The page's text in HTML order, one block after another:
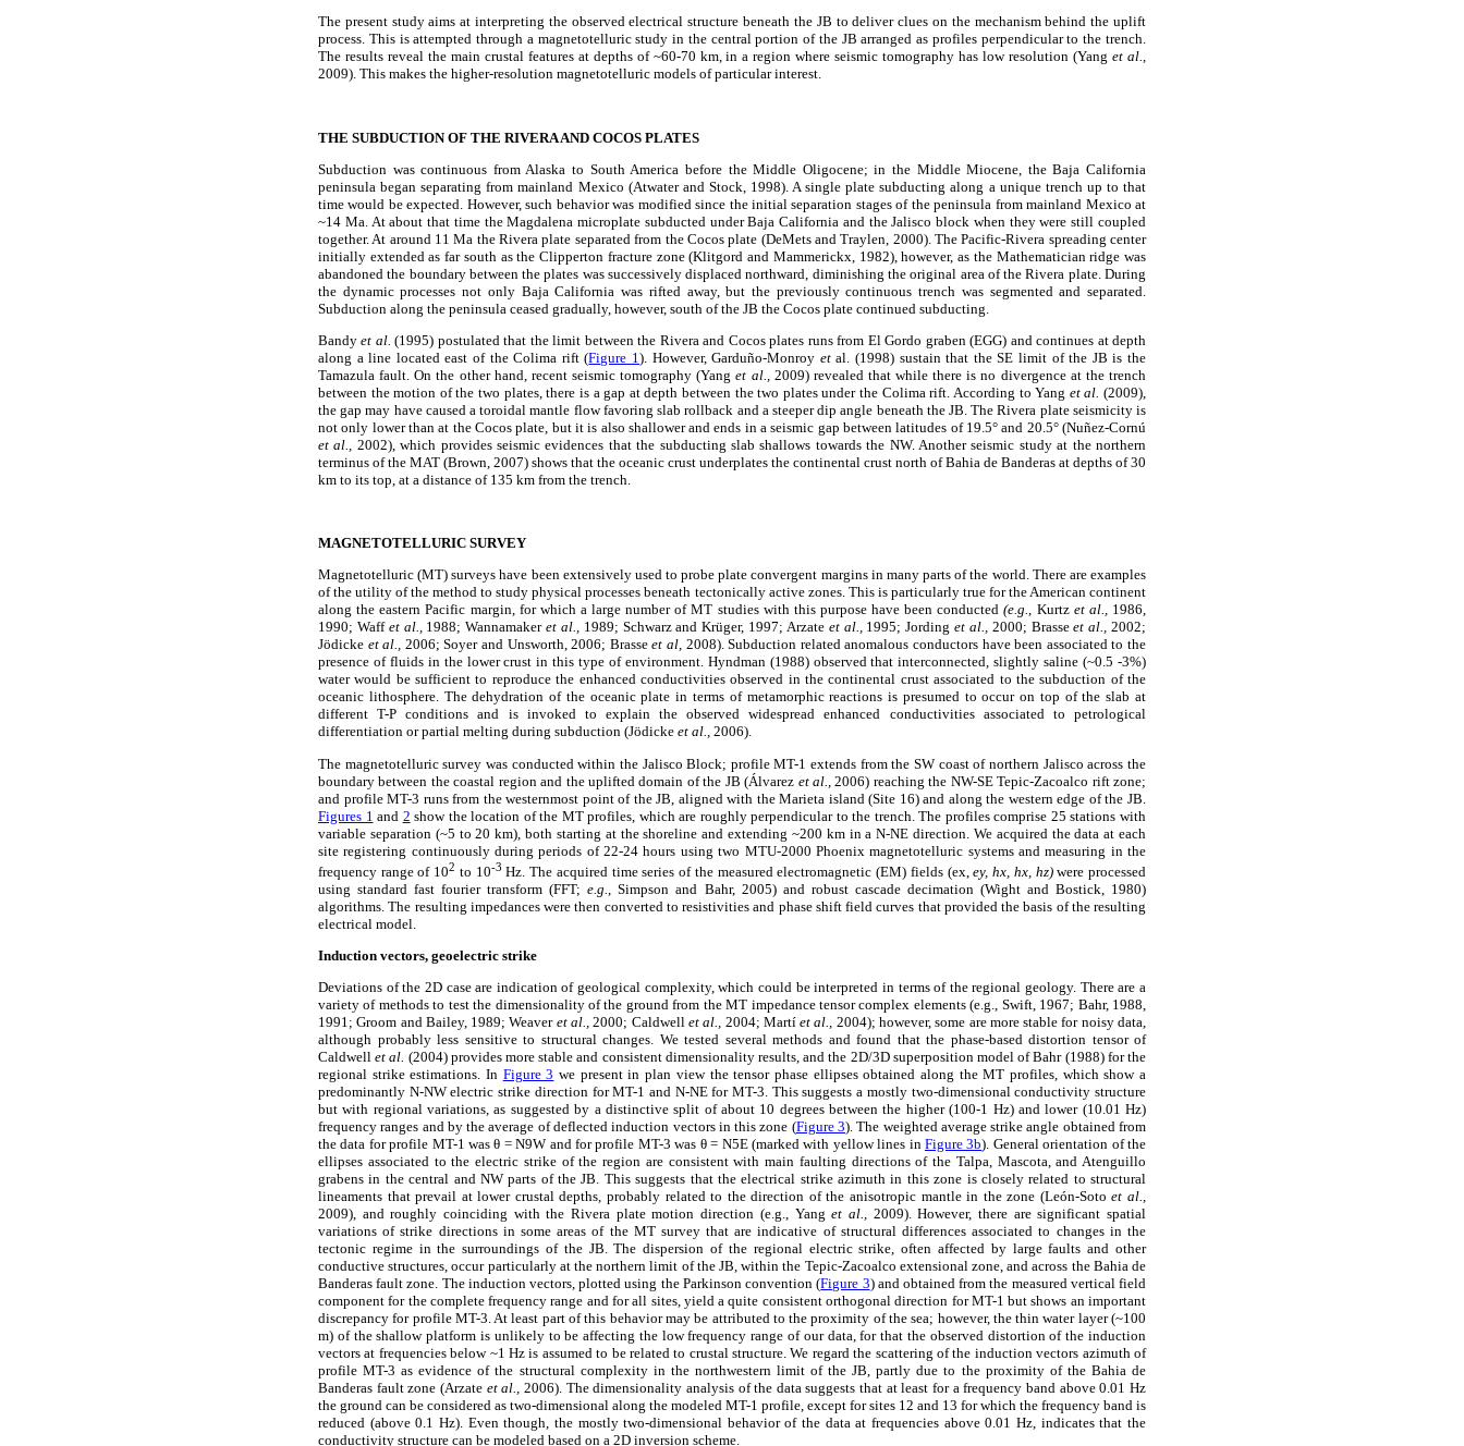
The present study aims at interpreting the observed electrical structure beneath the JB to deliver clues on the mechanism behind the uplift
process. This is attempted through a magnetotelluric study in the central portion of the JB arranged as profiles perpendicular to the trench.
The results reveal the main crustal features at depths of ~60-70 km, in a region where seismic tomography has low resolution (Yanget al.,
2009). This makes the higher-resolution magnetotelluric models of particular interest.
THE SUBDUCTION OF THE RIVERA AND COCOS PLATES
Subduction was continuous from Alaska to South America before the Middle Oligocene; in the Middle Miocene, the Baja California
peninsula began separating from mainland Mexico (Atwater and Stock, 1998). A single plate subducting along a unique trench up to that
time would be expected. However, such behavior was modified since the initial separation stages of the peninsula from mainland Mexico at
~14 Ma. At about that time the Magdalena microplate subducted under Baja California and the Jalisco block when they were still coupled
together. At around 11 Ma the Rivera plate separated from the Cocos plate (DeMets and Traylen, 2000). The Pacific-Rivera spreading center
initially extended as far south as the Clipperton fracture zone (Klitgord and Mammerickx, 1982), however, as the Mathematician ridge was
abandoned the boundary between the plates was successively displaced northward, diminishing the original area of the Rivera plate. During
the dynamic processes not only Baja California was rifted away, but the previously continuous trench was segmented and separated.
Subduction along the peninsula ceased gradually, however, south of the JB the Cocos plate continued subducting.
Bandyet al. (1995) postulated that the limit between the Rivera and Cocos plates runs from El Gordo graben (EGG) and continues at depth
along a line located east of the Colima rift (Figure 1). However, Garduño-Monroy etal. (1998) sustain that the SE limit of the JB is the
Tamazula fault. On the other hand, recent seismic tomography (Yanget al.,
2009) revealed that while there is no divergence at the trench
between the motion of the two plates, there is a gap at depth between the two plates under the Colima rift. According to Yang et al. (2009),
the gap may have caused a toroidal mantle flow favoring slab rollback and a steeper dip angle beneath the JB. The Rivera plate seismicity is
not only lower than at the Cocos plate, but it is also shallower and ends in a seismic gap between latitudes of 19.5° and 20.5° (Nuñez-Cornú
et al.,
2002), which provides seismic evidences that the subducting slab shallows towards the NW. Another seismic study at the northern
terminus of the MAT (Brown, 2007) shows that the oceanic crust underplates the continental crust north of Bahia de Banderas at depths of 30
km to its top, at a distance of 135 km from the trench.
MAGNETOTELLURIC SURVEY
Magnetotelluric (MT) surveys have been extensively used to probe plate convergent margins in many parts of the world. There are examples
of the utility of the method to study physical processes beneath tectonically active zones. This is particularly true for the American continent
along the eastern Pacific margin, for which a large number of MT studies with this purpose have been conducted(e.g., Kurtz et al.,1986,
1990; Waff et al.,1988; Wannamakeret al.,1989; Schwarz and Krüger, 1997; Arzate et al.,1995; Jordinget al.,2000; Brasseet al., 2002;
Jödicke et al., 2006; Soyer and Unsworth, 2006; Brasseet al, 2008). Subduction related anomalous conductors have been associated to the
presence of fluids in the lower crust in this type of environment. Hyndman (1988) observed that interconnected, slightly saline (~0.5 -3%)
water would be sufficient to reproduce the enhanced conductivities observed in the continental crust associated to the subduction of the
oceanic lithosphere. The dehydration of the oceanic plate in terms of metamorphic reactions is presumed to occur on top of the slab at
different T-P conditions and is invoked to explain the observed widespread enhanced conductivities associated to petrological
differentiation or partial melting during subduction (Jödicke et al., 2006).
The magnetotelluric survey was conducted within the Jalisco Block; profile MT-1 extends from the SW coast of northern Jalisco across the
boundary between the coastal region and the uplifted domain of the JB (Álvarez et al., 2006) reaching the NW-SE Tepic-Zacoalco rift zone;
and profile MT-3 runs from the westernmost point of the JB, aligned with the Marieta island (Site 16) and along the western edge of the JB.
Figures 1 and 2 show the location of the MT profiles, which are roughly perpendicular to the trench. The profiles comprise 25 stations with
variable separation (~5 to 20 km), both starting at the shoreline and extending ~200 km in a N-NE direction. We acquired the data at each
site registering continuously during periods of 22-24 hours using two MTU-2000 Phoenix magnetotelluric systems and measuring in the
frequency range of 102 to 10-3 Hz. The acquired time series of the measured electromagnetic (EM) fields (ex,ey, hx, hx, hz)were processed
using standard fast fourier transform (FFT;e.g.
, Simpson and Bahr, 2005) and robust cascade decimation (Wight and Bostick, 1980)
algorithms. The resulting impedances were then converted to resistivities and phase shift field curves that provided the basis of the resulting
electrical model.
Induction vectors, geoelectric strike
Deviations of the 2D case are indication of geological complexity, which could be interpreted in terms of the regional geology. There are a
variety of methods to test the dimensionality of the ground from the MT impedance tensor complex elements (e.g., Swift, 1967; Bahr, 1988,
1991; Groom and Bailey, 1989; Weaver et al., 2000; Caldwell et al., 2004; Martíet al., 2004); however, some are more stable for noisy data,
although probably less sensitive to structural changes. We tested several methods and found that the phase-based distortion tensor of
Caldwellet al. (2004) provides more stable and consistent dimensionality results, and the 2D/3D superposition model of Bahr (1988) for the
regional strike estimations. In Figure 3 we present in plan view the tensor phase ellipses obtained along the MT profiles, which show a
predominantly N-NW electric strike direction for MT-1 and N-NE for MT-3. This suggests a mostly two-dimensional conductivity structure
but with regional variations, as suggested by a distinctive split of about 10 degrees between the higher (100-1 Hz) and lower (10.01 Hz)
frequency ranges and by the average of deflected induction vectors in this zone (Figure 3). The weighted average strike angle obtained from
the data for profile MT-1 was θ = N9W and for profile MT-3 was θ = N5E (marked with yellow lines in Figure 3b). General orientation of the
ellipses associated to the electric strike of the region are consistent with main faulting directions of the Talpa, Mascota, and Atenguillo
grabens in the central and NW parts of the JB. This suggests that the electrical strike azimuth in this zone is closely related to structural
lineaments that prevail at lower crustal depths, probably related to the direction of the anisotropic mantle in the zone (León-Sotoet al.,
2009), and roughly coinciding with the Rivera plate motion direction (e.g., Yanget al.,2009). However, there are significant spatial
variations of strike directions in some areas of the MT survey that are indicative of structural differences associated to changes in the
tectonic regime in the surroundings of the JB. The dispersion of the regional electric strike, often affected by large faults and other
conductive structures, occur particularly at the northern limit of the JB, within the Tepic-Zacoalco extensional zone, and across the Bahia de
Banderas fault zone. The induction vectors, plotted using the Parkinson convention (Figure 3) and obtained from the measured vertical field
component for the complete frequency range and for all sites, yield a quite consistent orthogonal direction for MT-1 but shows an important
discrepancy for profile MT-3. At least part of this behavior may be attributed to the proximity of the sea; however, the thin water layer (~100
m) of the shallow platform is unlikely to be affecting the low frequency range of our data, for that the observed distortion of the induction
vectors at frequencies below ~1 Hz is assumed to be related to crustal structure. We regard the scattering of the induction vectors azimuth of
profile MT-3 as evidence of the structural complexity in the northwestern limit of the JB, partly due to the proximity of the Bahia de
Banderas fault zone (Arzate et al., 2006). The dimensionality analysis of the data suggests that at least for a frequency band above 0.01 Hz
the ground can be considered as two-dimensional along the modeled MT-1 profile, except for sites 12 and 13 for which the frequency band is
reduced (above 0.1 Hz). Even though, the mostly two-dimensional behavior of the data at frequencies above 0.01 Hz, indicates that the
conductivity structure can be modeled based on a 2D inversion scheme.